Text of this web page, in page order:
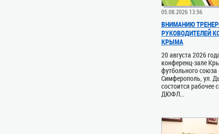
05.08.2026 13:56
ВНИМАНИЮ
РУКОВОДИТЕЛЕЙ
КРЫМА
20 августа 2026
конференц-зале
футбольного союза
Симферополь, ул.
состоится рабочее
ДЮФЛ...